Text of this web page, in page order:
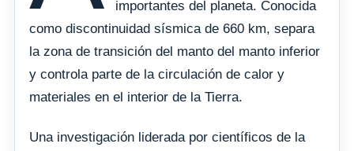
importantes del planeta. Conocida
como discontinuidad sísmica de 660 km, separa
la zona de transición del manto del manto inferior
y controla parte de la circulación de calor y
materiales en el interior de la Tierra.
Una investigación liderada por científicos de la